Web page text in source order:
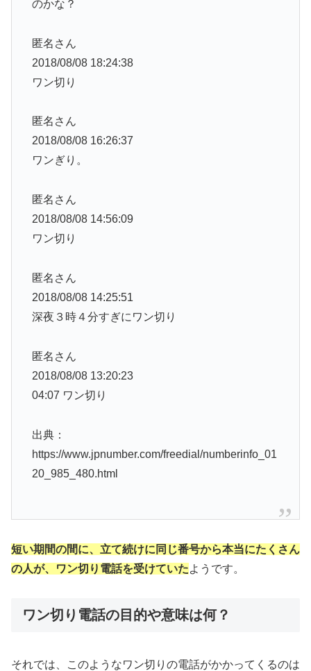
のかな？
匿名さん
2018/08/08 18:24:38
ワン切り
匿名さん
2018/08/08 16:26:37
ワンぎり。
匿名さん
2018/08/08 14:56:09
ワン切り
匿名さん
2018/08/08 14:25:51
深夜３時４分すぎにワン切り
匿名さん
2018/08/08 13:20:23
04:07 ワン切り
出典：
https://www.jpnumber.com/freedial/numberinfo_01
20_985_480.html
短い期間の間に、立て続けに同じ番号から本当にたくさん
の人が、ワン切り電話を受けていたようです。
ワン切り電話の目的や意味は何？
それでは、このようなワン切りの電話がかかってくるのは